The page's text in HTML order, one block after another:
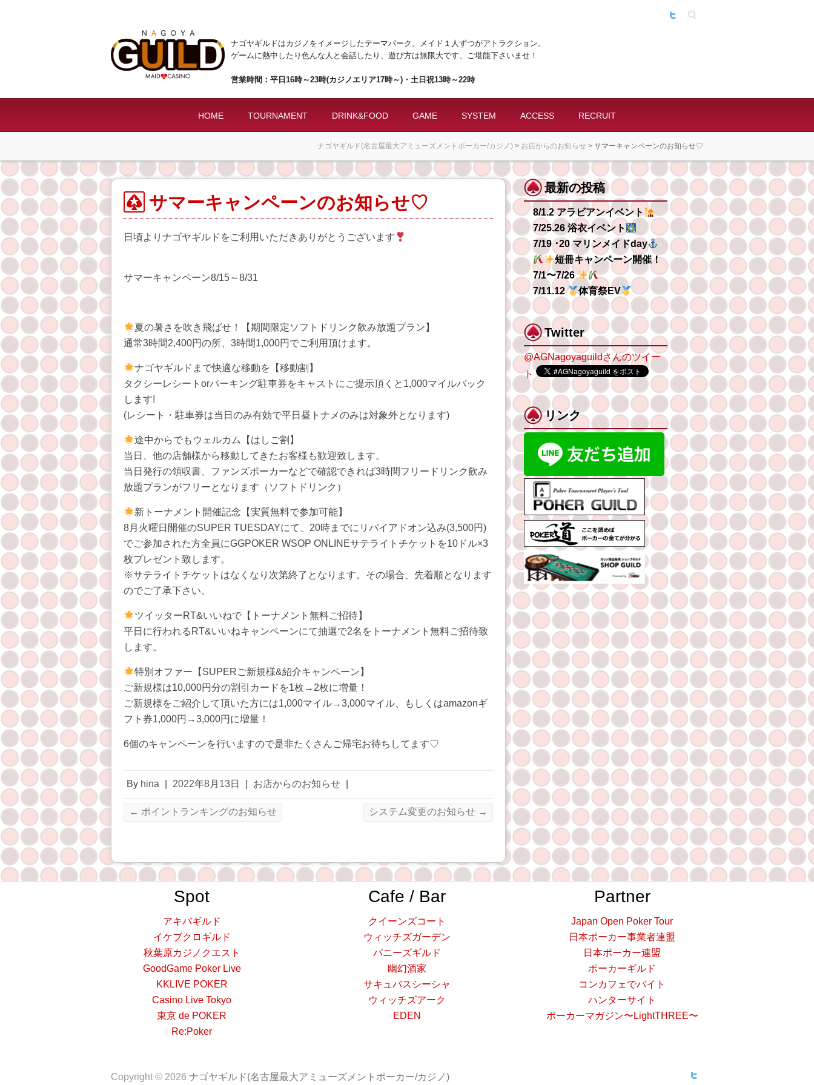
Search
ナゴヤギルドはカジノをイメージしたテーマパーク。メイド１人ずつがアトラクション。
ゲームに熱中したり色んな人と会話したり、遊び方は無限大です、ご堪能下さいませ！
営業時間：平日16時～23時(カジノエリア17時～)・土日祝13時～22時
HOME TOURNAMENT DRINK&FOOD GAME SYSTEM ACCESS RECRUIT
ナゴヤギルド(名古屋最大アミューズメントポーカー/カジノ) > お店からのお知らせ > サマーキャンペーンのお知らせ♡
サマーキャンペーンのお知らせ♡
日頃よりナゴヤギルドをご利用いただきありがとうございます
サマーキャンペーン8/15～8/31
夏の暑さを吹き飛ばせ！【期間限定ソフトドリンク飲み放題プラン】
通常3時間2,400円の所、3時間1,000円でご利用頂けます。
ナゴヤギルドまで快適な移動を【移動割】
タクシーレシートorパーキング駐車券をキャストにご提示頂くと1,000マイルバック
します!
(レシート・駐車券は当日のみ有効で平日昼トナメのみは対象外となります)
途中からでもウェルカム【はしご割】
当日、他の店舗様から移動してきたお客様も歓迎致します。
当日発行の領収書、ファンズポーカーなどで確認できれば3時間フリードリンク飲み
放題プランがフリーとなります（ソフトドリンク）
新トーナメント開催記念【実質無料で参加可能】
8月火曜日開催のSUPER TUESDAYにて、20時までにリバイアドオン込み(3,500円)
でご参加された方全員にGGPOKER WSOP ONLINEサテライトチケットを10ドル×3
枚プレゼント致します。
※サテライトチケットはなくなり次第終了となります。その場合、先着順となります
のでご了承下さい。
ツイッターRT&いいねで【トーナメント無料ご招待】
平日に行われるRT&いいねキャンペーンにて抽選で2名をトーナメント無料ご招待致
します。
特別オファー【SUPERご新規様&紹介キャンペーン】
ご新規様は10,000円分の割引カードを1枚→2枚に増量！
ご新規様をご紹介して頂いた方には1,000マイル→3,000マイル、もしくはamazonギ
フト券1,000円→3,000円に増量！
6個のキャンペーンを行いますので是非たくさんご帰宅お待ちしてます♡
By hina 2022年8月13日 お店からのお知らせ
← ポイントランキングのお知らせ システム変更のお知らせ →
最新の投稿
8/1.2 アラビアンイベント
7/25.26 浴衣イベント
7/19 ･20 マリンメイドday
短冊キャンペーン開​​催！
7/1〜7/26
7/11.12
体育祭EV
Twitter
@AGNagoyaguildさんのツイー
ト
リンク
Spot
アキバギルド
イケブクロギルド
秋葉原カジノクエスト
GoodGame Poker Live
KKLIVE POKER
Casino Live Tokyo
東京 de POKER
Re:Poker
Cafe / Bar
クイーンズコート
ウィッチズガーデン
バニーズギルド
幽幻酒家
サキュバスシーシャ
ウィッチズアーク
EDEN
Partner
Japan Open Poker Tour
日本ポーカー事業者連盟
日本ポーカー連盟
ポーカーギルド
コンカフェでバイト
ハンターサイト
ポーカーマガジン〜LightTHREE〜
Copyright © 2026 ナゴヤギルド(名古屋最大アミューズメントポーカー/カジノ)